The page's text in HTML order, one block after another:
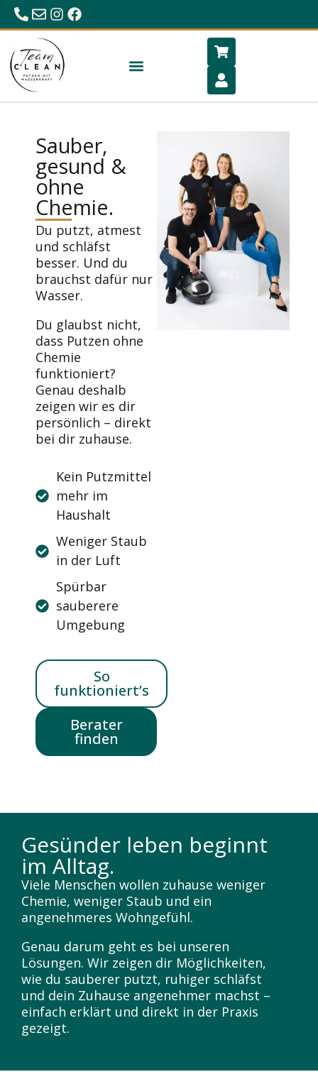
0680/23 86 984
office@hygiene-schlafen.com
Sauber,
gesund &
ohne
Chemie.
Du putzt, atmest
und schläfst
besser. Und du
brauchst dafür nur
Wasser.
Du glaubst nicht,
dass Putzen ohne
Chemie
funktioniert?
Genau deshalb
zeigen wir es dir
persönlich – direkt
bei dir zuhause.
Kein Putzmittel
mehr im
Haushalt
Weniger Staub
in der Luft
Spürbar
sauberere
Umgebung
So
funktioniert’s
Berater
finden
Gesünder leben beginnt
im Alltag.
Viele Menschen wollen zuhause weniger
Chemie, weniger Staub und ein
angenehmeres Wohngefühl.
Genau darum geht es bei unseren
Lösungen. Wir zeigen dir Möglichkeiten,
wie du sauberer putzt, ruhiger schläfst
und dein Zuhause angenehmer machst –
einfach erklärt und direkt in der Praxis
gezeigt.